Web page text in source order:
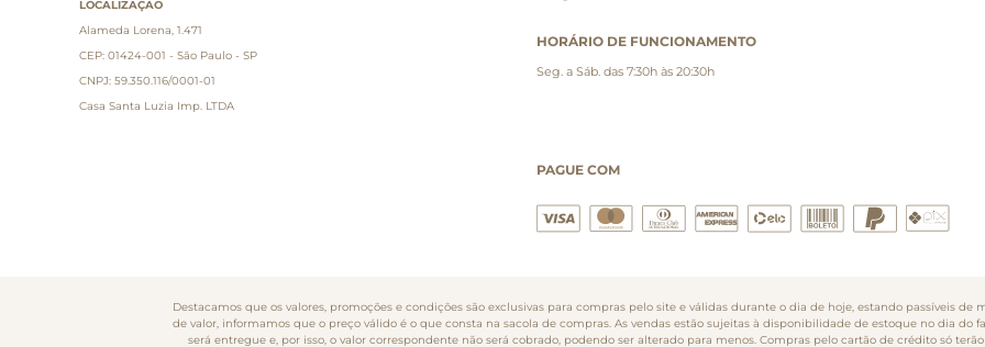
LOCALIZAÇÃO
Alameda Lorena, 1.471
CEP: 01424-001 - São Paulo - SP
CNPJ: 59.350.116/0001-01
Casa Santa Luzia Imp. LTDA
HORÁRIO DE FUNCIONAMENTO
Seg. a Sáb. das 7:30h às 20:30h
PAGUE COM
Destacamos que os valores, promoções e condições são exclusivas para compras pelo site e válidas durante o dia de hoje, estando passíveis
de valor, informamos que o preço válido é o que consta na sacola de compras. As vendas estão sujeitas à disponibilidade de estoque no dia
será entregue e, por isso, o valor correspondente não será cobrado, podendo ser alterado para menos. Compras pelo cartão de crédito só